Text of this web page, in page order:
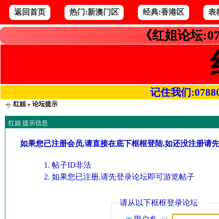
返回首页 热门:新澳门区 经典:香港区 表
《红姐论坛
记住我们
红姐» 论坛提示
红姐 提示信息
如果您已注册会员,请直接在底下框框登陆,如还没注册请
帖子ID非法
如果您已注册,请先登录论坛即可游览帖子
请从以下框框登录论坛